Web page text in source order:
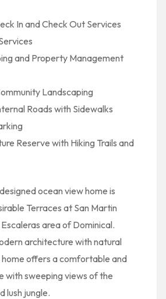
In and Check Out Services
and Property Management
Landscaping
Roads with Sidewalks
Reserve with Hiking Trails and
ocean view home is
Terraces at San Martin
area of Dominical.
architecture with natural
home offers a comfortable and
with sweeping views of the
lush jungle.